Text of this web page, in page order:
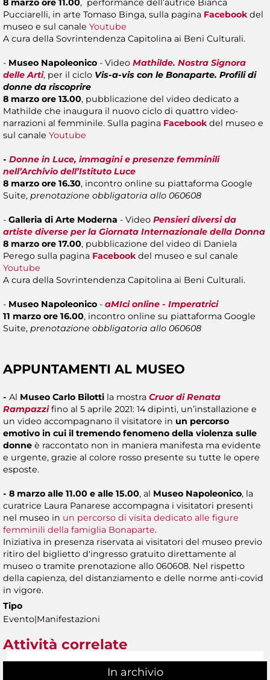
8 marzo ore 11.00, performance dell’autrice Bianca
Pucciarelli, in arte Tomaso Binga, sulla pagina Facebookdel
museo e sul canale Youtube
A cura della Sovrintendenza Capitolina ai Beni Culturali.
- Museo Napoleonico - Video Mathilde. Nostra Signora
delle Arti, per il ciclo Vis-a-vis con le Bonaparte. Profili di
donne da riscoprire
8 marzo ore 13.00, pubblicazione del video dedicato a
Mathilde che inaugura il nuovo ciclo di quattro video-
narrazioni al femminile. Sulla pagina Facebookdel museo e
sul canale Youtube
- Donne in Luce, immagini e presenze femminili
nell’Archivio dell’Istituto Luce
8 marzo ore 16.30, incontro online su piattaforma Google
Suite, prenotazione obbligatoria allo 060608
- Galleria di Arte Moderna - Video Pensieri diversi da
artiste diverse per la Giornata Internazionale della Donna
8 marzo ore 17.00, pubblicazione del video di Daniela
Perego sulla pagina Facebookdel museo e sul canale
Youtube
A cura della Sovrintendenza Capitolina ai Beni Culturali.
- Museo Napoleonico - aMIci online - Imperatrici
11 marzo ore 16.00, incontro online su piattaforma Google
Suite, prenotazione obbligatoria allo 060608
APPUNTAMENTI AL MUSEO
- Al Museo Carlo Bilotti la mostra Cruor di Renata
Rampazzifino al 5 aprile 2021: 14 dipinti, un’installazione e
un video accompagnano il visitatore in un percorso
emotivo in cui il tremendo fenomeno della violenza sulle
donne è raccontato non in maniera manifesta ma evidente
e urgente, grazie al colore rosso presente su tutte le opere
esposte.
- 8 marzo alle 11.00 e alle 15.00, al Museo Napoleonico, la
curatrice Laura Panarese accompagna i visitatori presenti
nel museo in un percorso di visita dedicato alle figure
femminili della famiglia Bonaparte.
Iniziativa in presenza riservata ai visitatori del museo previo
ritiro del biglietto d'ingresso gratuito direttamente al
museo o tramite prenotazione allo 060608. Nel rispetto
della capienza, del distanziamento e delle norme anti-covid
in vigore.
Tipo
Evento|Manifestazioni
Attività correlate
In archivio